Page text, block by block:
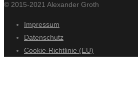
© 2015-2021 Alexander Groth
Impressum
Datenschutz
Cookie-Richtlinie (EU)